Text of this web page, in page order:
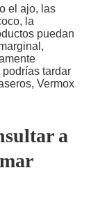
el ajo, las
la
puedan
tardar
Vermox
a